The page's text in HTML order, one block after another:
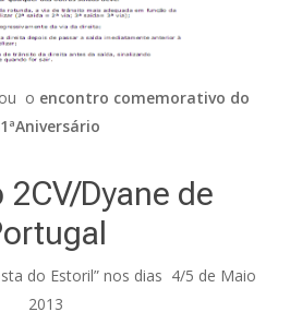
o encontro comemorativo do
2CV/Dyane de
do Estoril” nos dias 4/5 de Maio
2013